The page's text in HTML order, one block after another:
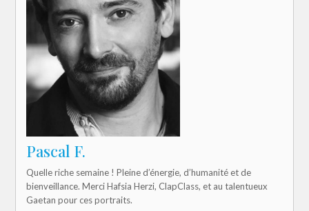
Pascal F.
Quelle riche semaine ! Pleine d’énergie, d’humanité et de
bienveillance. Merci Hafsia Herzi, ClapClass, et au talentueux
Gaetan pour ces portraits.